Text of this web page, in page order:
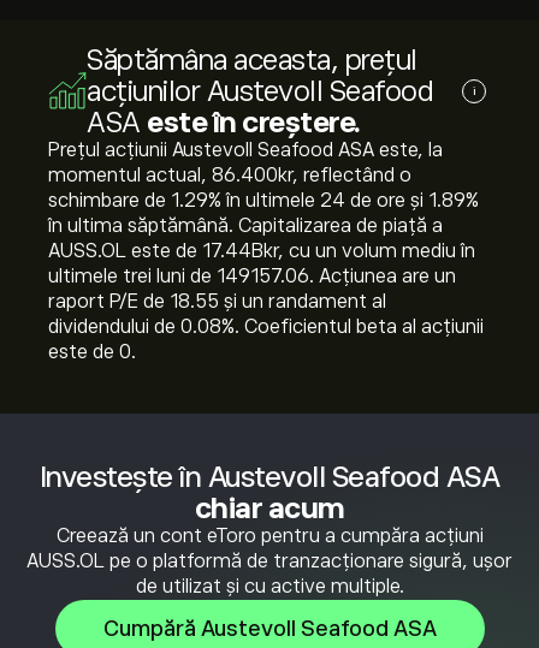
Investește în Austevoll Seafood ASA
chiar acum
Creează un cont eToro pentru a cumpăra acțiuni
AUSS.OL pe o platformă de tranzacționare sigură, ușor
de utilizat și cu active multiple.
Cumpără Austevoll Seafood ASA
Săptămâna aceasta, prețul
acțiunilor Austevoll Seafood
ASA este în creștere.
i
Prețul acțiunii Austevoll Seafood ASA este, la
momentul actual, 86.400‎kr‎, reflectând o
schimbare de ‎1.29‎% în ultimele 24 de ore și ‎1.89‎%
în ultima săptămână. Capitalizarea de piață a
AUSS.OL este de 17.44B‎kr‎, cu un volum mediu în
ultimele trei luni de 149157.06. Acțiunea are un
raport P/E de 18.55 și un randament al
dividendului de 0.08%. Coeficientul beta al acțiunii
este de 0.